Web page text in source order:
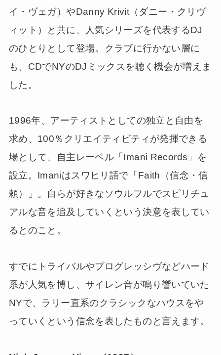
イ・ヴェガ）やDanny Krivit（ダニー・クリヴ
ィット）と共に、人気シリーズを代表するDJ
のひとりとして登場。クラブに行かない層に
も、CDでNYのDJミックスを聴く機会が増えま
した。
1996年、アーティストとしての独立と自由を
求め、100％クリエイティビティが発揮できる
場として、自主レーベル「Imani Records」を
設立。Imaniはスワヒリ語で「Faith（信念・信
頼）」。自らが好きなソウルフルでスピリチュ
アルな音を追及していくという決意を表してい
るとのこと。
すでにトライバルやプログレッシヴなどハード
系が人気を博し、サイレン音が鳴り響いていた
NYで、ラリー直系のクラシックなハウスをや
っていくという信念を表したものと言えます。